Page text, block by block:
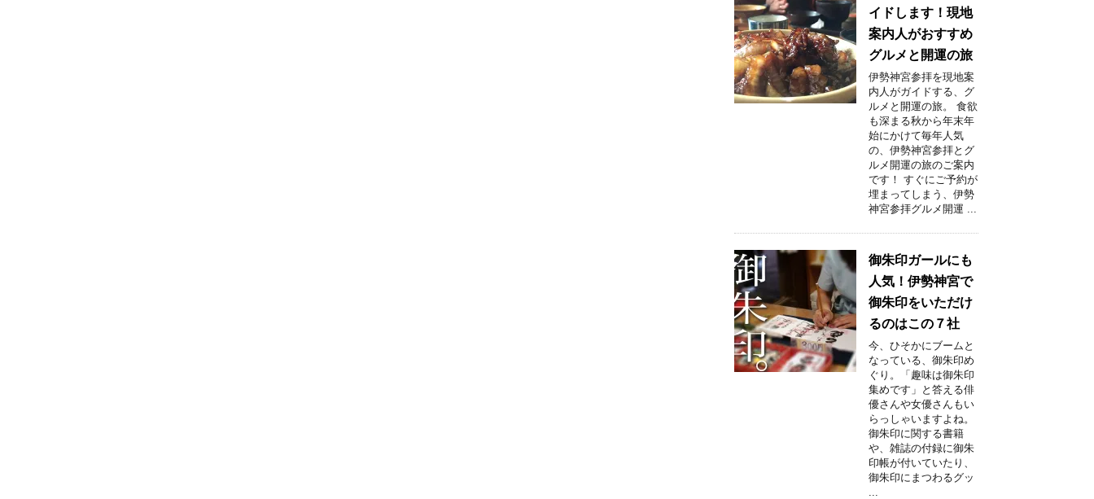
イドします！現地
案内人がおすすめ
グルメと開運の旅
伊勢神宮参拝を現地案
内人がガイドする、グ
ルメと開運の旅。 食欲
も深まる秋から年末年
始にかけて毎年人気
の、伊勢神宮参拝とグ
ルメ開運の旅のご案内
です！ すぐにご予約が
埋まってしまう、伊勢
神宮参拝グルメ開運 ...
御朱印ガールにも
人気！伊勢神宮で
御朱印をいただけ
るのはこの７社
今、ひそかにブームと
なっている、御朱印め
ぐり。「趣味は御朱印
集めです」と答える俳
優さんや女優さんもい
らっしゃいますよね。
御朱印に関する書籍
や、雑誌の付録に御朱
印帳が付いていたり、
御朱印にまつわるグッ
...